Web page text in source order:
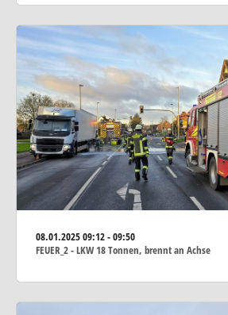
08.01.202509:12 - 09:50
FEUER_2 - LKW 18 Tonnen, brennt an Achse